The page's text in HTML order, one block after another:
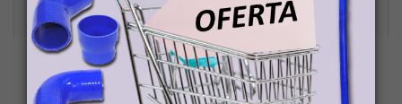
ENVIOS A CANARIAS, CEUTA Y MELILLA
Tienda Demac no cobra el IVA a los clientes de Canarias o
Ceuta y Melilla. Los clientes que realicen un pedido en Tienda